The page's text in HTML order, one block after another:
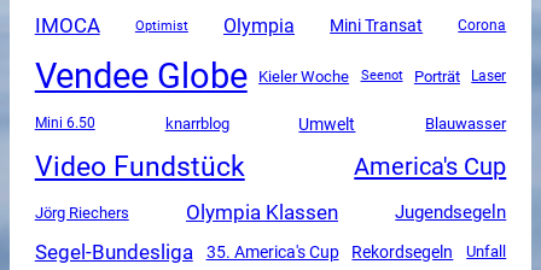
IMOCA Optimist Olympia Mini Transat Corona
Vendee Globe Kieler Woche Seenot Porträt Laser
Mini 6.50 knarrblog Umwelt Blauwasser
Video Fundstück America's Cup
Jörg Riechers Olympia Klassen Jugendsegeln
Segel-Bundesliga 35. America's Cup Rekordsegeln Unfall